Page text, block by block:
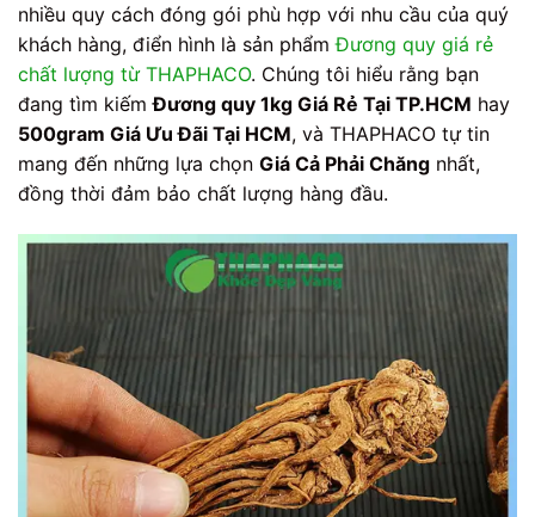
nhiều quy cách đóng gói phù hợp với nhu cầu của quý
khách hàng, điển hình là sản phẩmĐương quy giá rẻ
chất lượng từ THAPHACO. Chúng tôi hiểu rằng bạn
đang tìm kiếmĐương quy 1kg Giá Rẻ Tại TP.HCM hay
500gram Giá Ưu Đãi Tại HCM, và THAPHACO tự tin
mang đến những lựa chọn Giá Cả Phải Chăng nhất,
đồng thời đảm bảo chất lượng hàng đầu.